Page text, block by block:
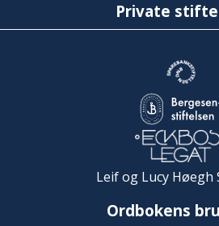
Private
Leif og Lucy Høegh
Ordbokens